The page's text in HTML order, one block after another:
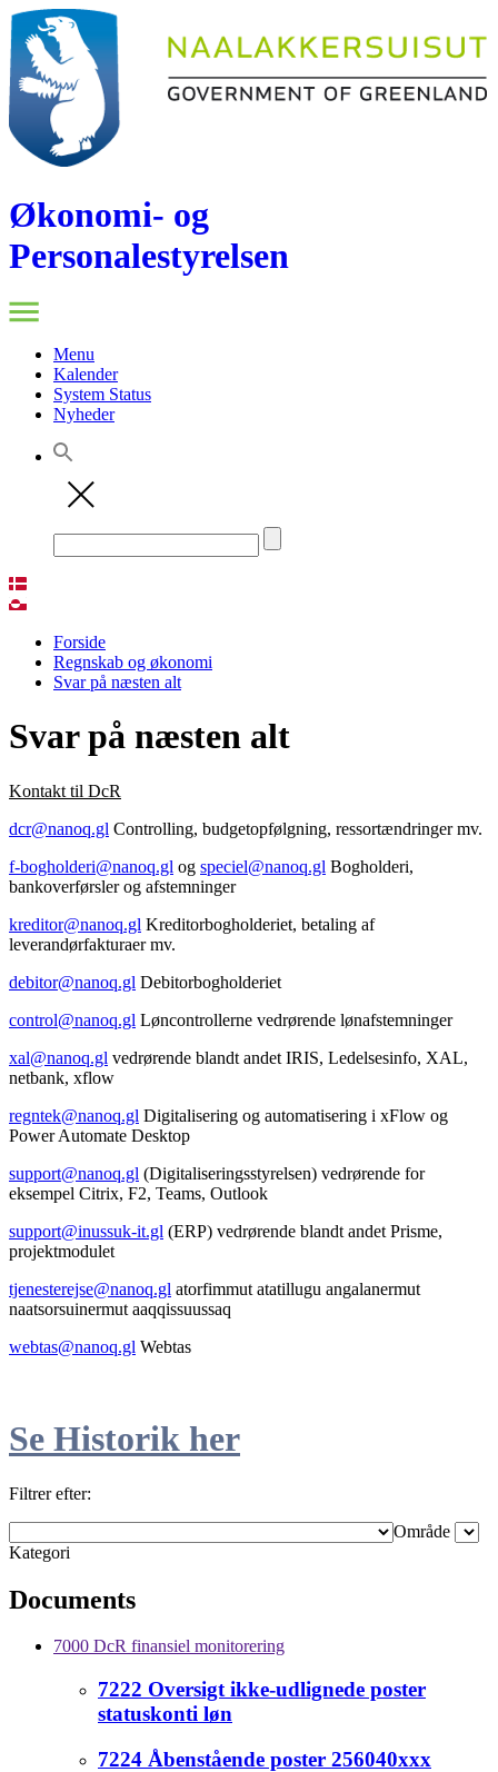
Økonomi- og
Personalestyrelsen
Menu
Kalender
System Status
Nyheder
Forside
Regnskab og økonomi
Svar på næsten alt
Svar på næsten alt
Kontakt til DcR
dcr@nanoq.gl Controlling, budgetopfølgning, ressortændringer mv.
f-bogholderi@nanoq.gl og speciel@nanoq.gl Bogholderi,
bankoverførsler og afstemninger
kreditor@nanoq.gl Kreditorbogholderiet, betaling af
leverandørfakturaer mv.
debitor@nanoq.gl Debitorbogholderiet
control@nanoq.gl Løncontrollerne vedrørende lønafstemninger
xal@nanoq.gl vedrørende blandt andet IRIS, Ledelsesinfo, XAL,
netbank, xflow
regntek@nanoq.gl Digitalisering og automatisering i xFlow og
Power Automate Desktop
support@nanoq.gl (Digitaliseringsstyrelsen) vedrørende for
eksempel Citrix, F2, Teams, Outlook
support@inussuk-it.gl (ERP) vedrørende blandt andet Prisme,
projektmodulet
tjenesterejse@nanoq.gl atorfimmut atatillugu angalanermut
naatsorsuinermut aaqqissuussaq
webtas@nanoq.gl Webtas
Se Historik her
Filtrer efter:
Område
Kategori
Documents
7000 DcR finansiel monitorering
7222 Oversigt ikke-udlignede poster
statuskonti løn
7224 Åbenstående poster 256040xxx